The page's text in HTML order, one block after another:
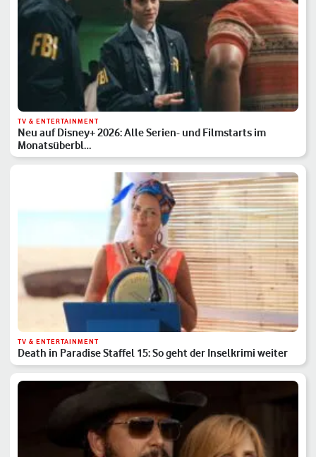
TV & ENTERTAINMENT
Neu auf Disney+ 2026: Alle Serien- und Filmstarts im
Monatsüberbl…
TV & ENTERTAINMENT
Death in Paradise Staffel 15: So geht der Inselkrimi weiter